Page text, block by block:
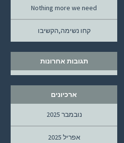
Nothing more we need
קחו נשימה,הקשיבו
תגובות אחרונות
ארכיונים
נובמבר 2025
אפריל 2025